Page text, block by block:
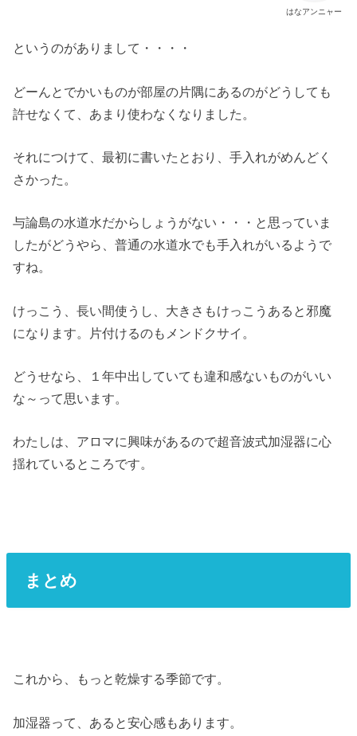
はなアンニャー
というのがありまして・・・・
どーんとでかいものが部屋の片隅にあるのがどうしても
許せなくて、あまり使わなくなりました。
それにつけて、最初に書いたとおり、手入れがめんどく
さかった。
与論島の水道水だからしょうがない・・・と思っていま
したがどうやら、普通の水道水でも手入れがいるようで
すね。
けっこう、長い間使うし、大きさもけっこうあると邪魔
になります。片付けるのもメンドクサイ。
どうせなら、１年中出していても違和感ないものがいい
な～って思います。
わたしは、アロマに興味があるので超音波式加湿器に心
揺れているところです。
まとめ
これから、もっと乾燥する季節です。
加湿器って、あると安心感もあります。